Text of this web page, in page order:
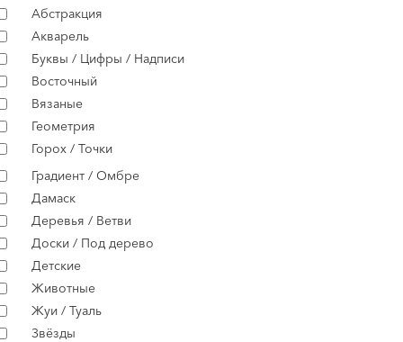
Абстракция
Акварель
Буквы / Цифры / Надписи
Восточный
Вязаные
Геометрия
Горох / Точки
Градиент / Омбре
Дамаск
Деревья / Ветви
Доски / Под дерево
Детские
Животные
Жуи / Туаль
Звёзды